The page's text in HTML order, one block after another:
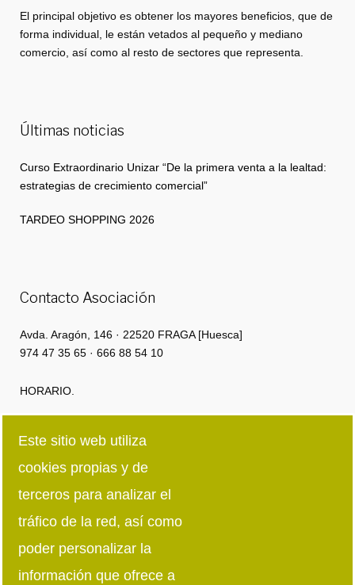
El principal objetivo es obtener los mayores beneficios, que de
forma individual, le están vetados al pequeño y mediano
comercio, así como al resto de sectores que representa.
Últimas noticias
Curso Extraordinario Unizar “De la primera venta a la lealtad:
estrategias de crecimiento comercial”
TARDEO SHOPPING 2026
Contacto Asociación
Avda. Aragón, 146 · 22520 FRAGA [Huesca]
974 47 35 65 · 666 88 54 10
HORARIO.
Viernes: 8:00h · 15:00h
Síguenos en redes sociales
Este sitio web utiliza
cookies propias y de
terceros para analizar el
tráfico de la red, así como
poder personalizar la
información que ofrece a